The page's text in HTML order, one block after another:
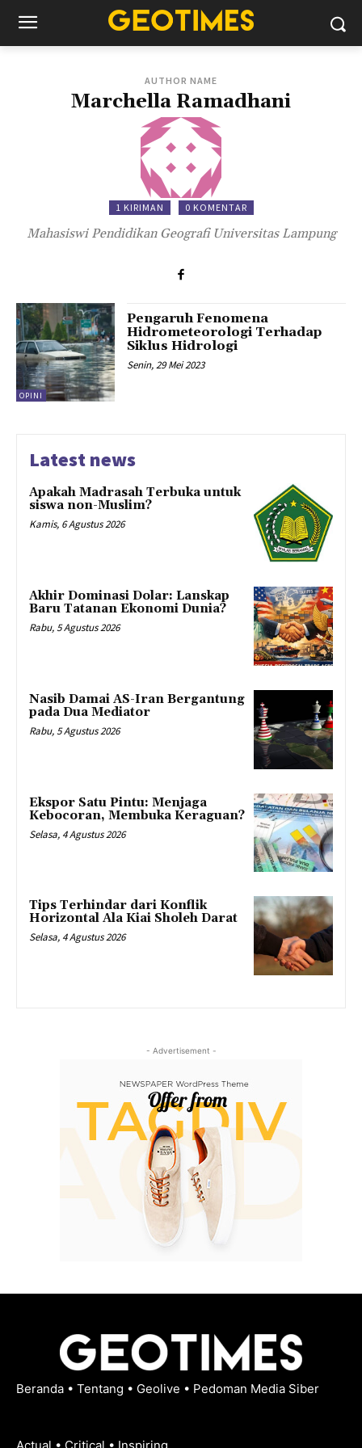
AUTHOR NAME
Marchella Ramadhani
1 KIRIMAN 0 KOMENTAR
Mahasiswi Pendidikan Geografi Universitas Lampung
OPINI
Pengaruh Fenomena
Hidrometeorologi Terhadap
Siklus Hidrologi
Senin, 29 Mei 2023
Latest news
Apakah Madrasah Terbuka untuk
siswa non-Muslim?
Kamis, 6 Agustus 2026
Akhir Dominasi Dolar: Lanskap
Baru Tatanan Ekonomi Dunia?
Rabu, 5 Agustus 2026
Nasib Damai AS-Iran Bergantung
pada Dua Mediator
Rabu, 5 Agustus 2026
Ekspor Satu Pintu: Menjaga
Kebocoran, Membuka Keraguan?
Selasa, 4 Agustus 2026
Tips Terhindar dari Konflik
Horizontal Ala Kiai Sholeh Darat
Selasa, 4 Agustus 2026
- Advertisement -
Beranda • Tentang • Geolive • Pedoman Media Siber